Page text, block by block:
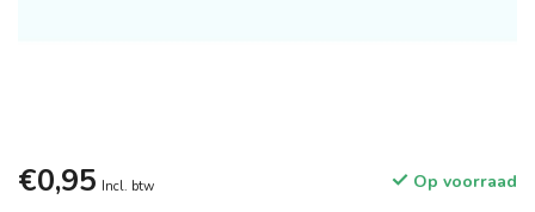
€0,95 Incl. btw Op voorraad